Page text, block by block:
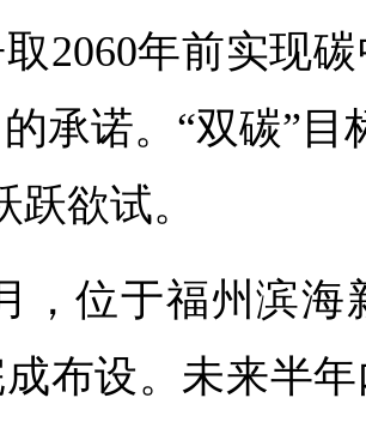
2060年前实现
承诺。“双碳”目
跃欲试。
，位于福州滨海
布设。未来半